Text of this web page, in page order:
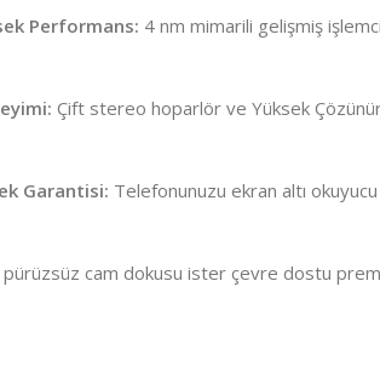
Performans: 4 nm mimarili gelişmiş
Çift stereo hoparlör ve Yüksek
Garantisi: Telefonunuzu ekran altı
cam dokusu ister çevre dostu